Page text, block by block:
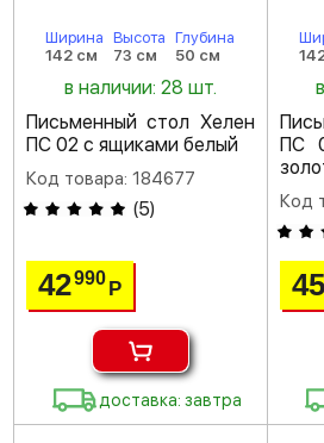
Ширина
142 см
Высота
73 см
Глубина
50 см
в наличии: 28 шт.
Письменный стол Хелен
ПС 02 с ящиками белый
Код товара: 184677
(5)
42990Р
доставка: завтра
ПС
Код
45